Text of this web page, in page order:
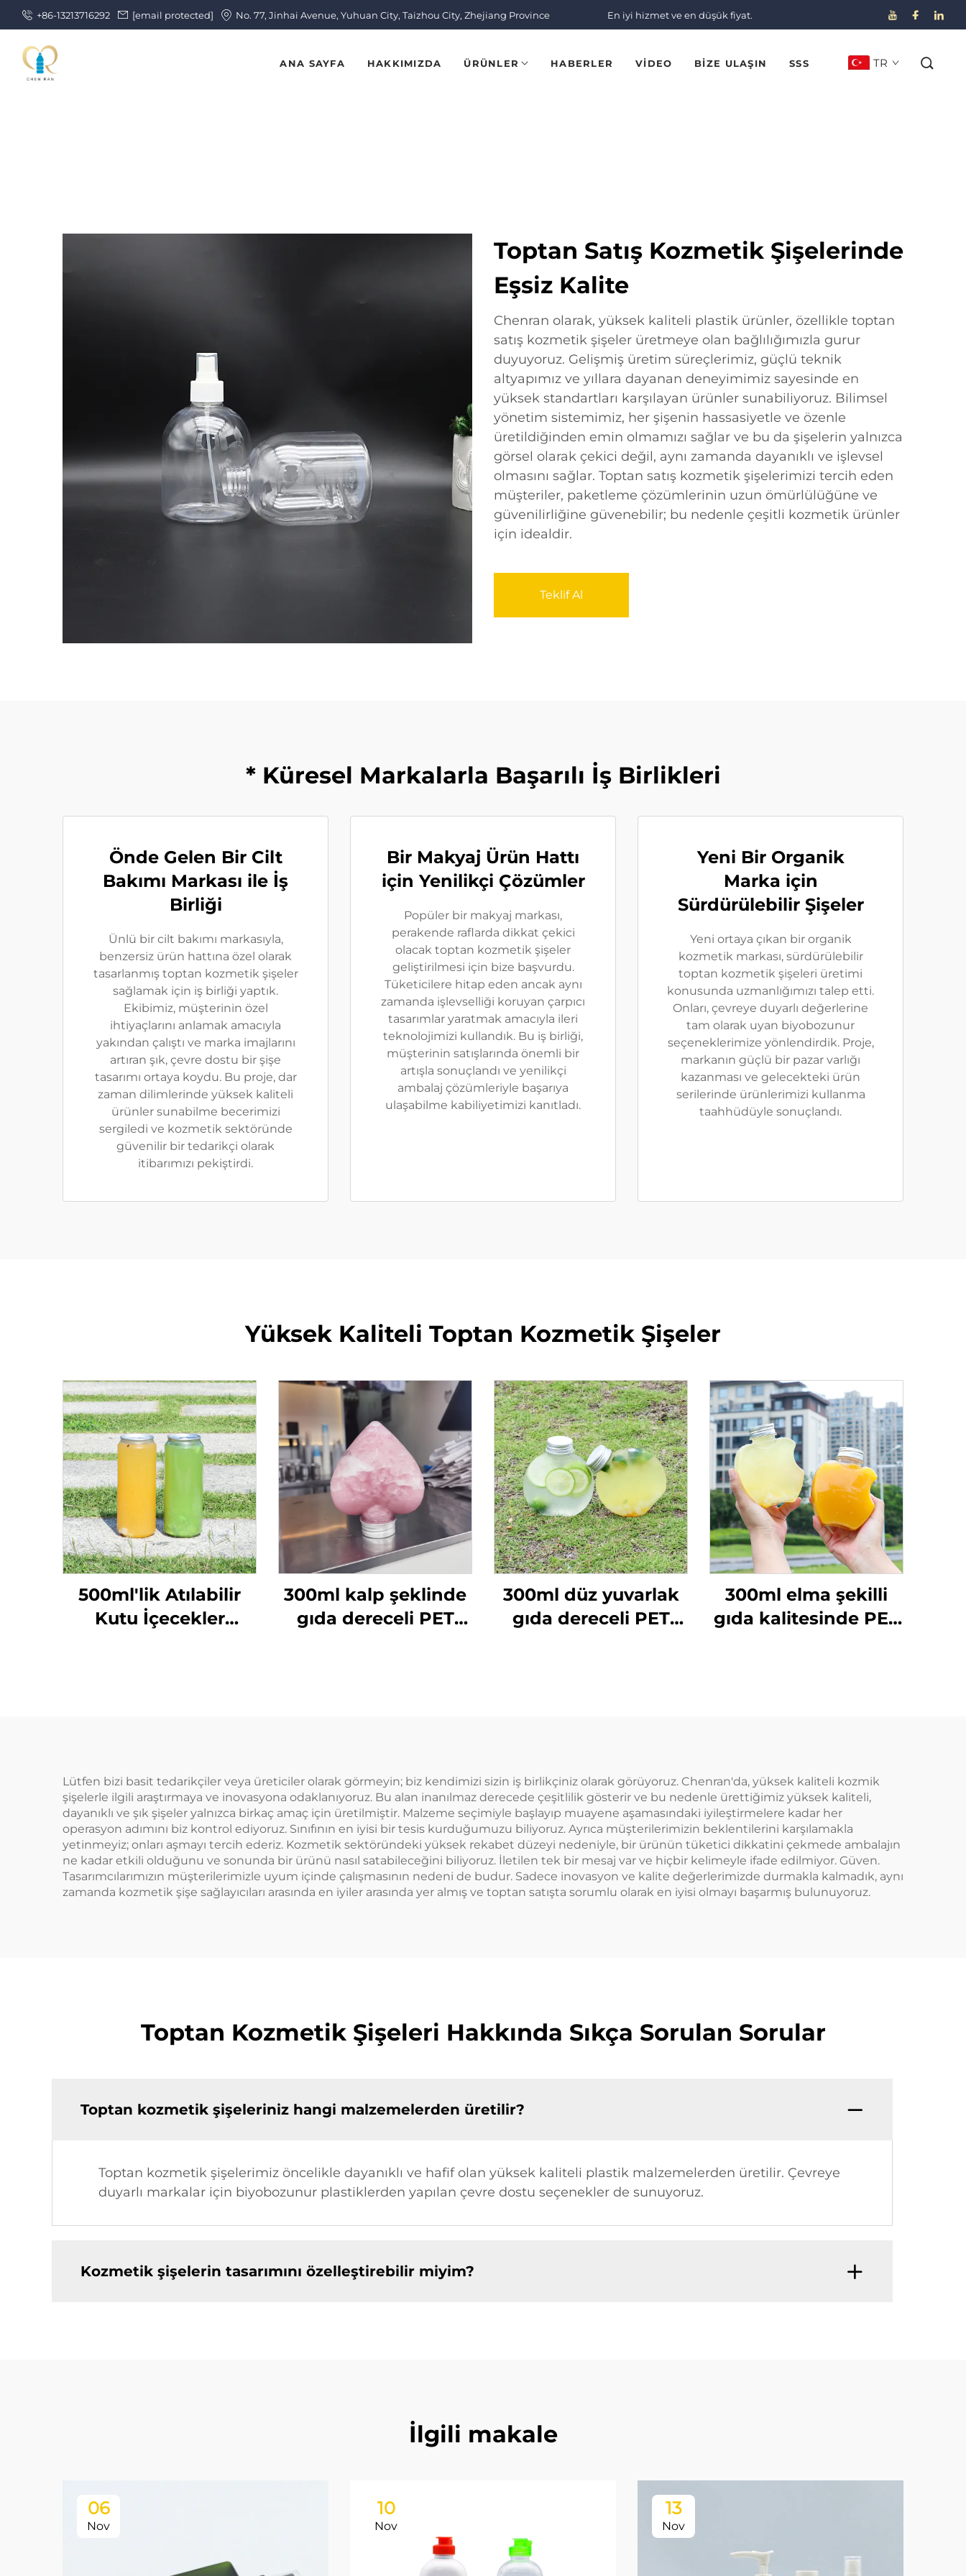
+86-13213716292 [email protected] No. 77, Jinhai Avenue, Yuhuan City, Taizhou City, Zhejiang Province En iyi hizmet ve en düşük fiyat.
ANA SAYFA HAKKIMIZDA ÜRÜNLER HABERLER VIDEO BIZE ULAŞIN SSS TR
Toptan Satış Kozmetik Şişelerinde
Eşsiz Kalite
Chenran olarak, yüksek kaliteli plastik ürünler, özellikle toptan
satış kozmetik şişeler üretmeye olan bağlılığımızla gurur
duyuyoruz. Gelişmiş üretim süreçlerimiz, güçlü teknik
altyapımız ve yıllara dayanan deneyimimiz sayesinde en
yüksek standartları karşılayan ürünler sunabiliyoruz. Bilimsel
yönetim sistemimiz, her şişenin hassasiyetle ve özenle
üretildiğinden emin olmamızı sağlar ve bu da şişelerin yalnızca
görsel olarak çekici değil, aynı zamanda dayanıklı ve işlevsel
olmasını sağlar. Toptan satış kozmetik şişelerimizi tercih eden
müşteriler, paketleme çözümlerinin uzun ömürlülüğüne ve
güvenilirliğine güvenebilir; bu nedenle çeşitli kozmetik ürünler
için idealdir.
Teklif Al
* Küresel Markalarla Başarılı İş Birlikleri
Önde Gelen Bir Cilt
Bakımı Markası ile İş
Birliği
Ünlü bir cilt bakımı markasıyla,
benzersiz ürün hattına özel olarak
tasarlanmış toptan kozmetik şişeler
sağlamak için iş birliği yaptık.
Ekibimiz, müşterinin özel
ihtiyaçlarını anlamak amacıyla
yakından çalıştı ve marka imajlarını
artıran şık, çevre dostu bir şişe
tasarımı ortaya koydu. Bu proje, dar
zaman dilimlerinde yüksek kaliteli
ürünler sunabilme becerimizi
sergiledi ve kozmetik sektöründe
güvenilir bir tedarikçi olarak
itibarımızı pekiştirdi.
Bir Makyaj Ürün Hattı
için Yenilikçi Çözümler
Popüler bir makyaj markası,
perakende raflarda dikkat çekici
olacak toptan kozmetik şişeler
geliştirilmesi için bize başvurdu.
Tüketicilere hitap eden ancak aynı
zamanda işlevselliği koruyan çarpıcı
tasarımlar yaratmak amacıyla ileri
teknolojimizi kullandık. Bu iş birliği,
müşterinin satışlarında önemli bir
artışla sonuçlandı ve yenilikçi
ambalaj çözümleriyle başarıya
ulaşabilme kabiliyetimizi kanıtladı.
Yeni Bir Organik
Marka için
Sürdürülebilir Şişeler
Yeni ortaya çıkan bir organik
kozmetik markası, sürdürülebilir
toptan kozmetik şişeleri üretimi
konusunda uzmanlığımızı talep etti.
Onları, çevreye duyarlı değerlerine
tam olarak uyan biyobozunur
seçeneklerimize yönlendirdik. Proje,
markanın güçlü bir pazar varlığı
kazanması ve gelecekteki ürün
serilerinde ürünlerimizi kullanma
taahhüdüyle sonuçlandı.
Yüksek Kaliteli Toptan Kozmetik Şişeler
500ml'lik Atılabilir
Kutu İçecekler
300ml kalp şeklinde
gıda dereceli PET
300ml düz yuvarlak
gıda dereceli PET
300ml elma şekilli
gıda kalitesinde PET
Lütfen bizi basit tedarikçiler veya üreticiler olarak görmeyin; biz kendimizi sizin iş birlikçiniz olarak görüyoruz. Chenran'da, yüksek kaliteli kozmik
şişelerle ilgili araştırmaya ve inovasyona odaklanıyoruz. Bu alan inanılmaz derecede çeşitlilik gösterir ve bu nedenle ürettiğimiz yüksek kaliteli,
dayanıklı ve şık şişeler yalnızca birkaç amaç için üretilmiştir. Malzeme seçimiyle başlayıp muayene aşamasındaki iyileştirmelere kadar her
operasyon adımını biz kontrol ediyoruz. Sınıfının en iyisi bir tesis kurduğumuzu biliyoruz. Ayrıca müşterilerimizin beklentilerini karşılamakla
yetinmeyiz; onları aşmayı tercih ederiz. Kozmetik sektöründeki yüksek rekabet düzeyi nedeniyle, bir ürünün tüketici dikkatini çekmede ambalajın
ne kadar etkili olduğunu ve sonunda bir ürünü nasıl satabileceğini biliyoruz. İletilen tek bir mesaj var ve hiçbir kelimeyle ifade edilmiyor. Güven.
Tasarımcılarımızın müşterilerimizle uyum içinde çalışmasının nedeni de budur. Sadece inovasyon ve kalite değerlerimizde durmakla kalmadık, aynı
zamanda kozmetik şişe sağlayıcıları arasında en iyiler arasında yer almış ve toptan satışta sorumlu olarak en iyisi olmayı başarmış bulunuyoruz.
Toptan Kozmetik Şişeleri Hakkında Sıkça Sorulan Sorular
Toptan kozmetik şişeleriniz hangi malzemelerden üretilir?
Toptan kozmetik şişelerimiz öncelikle dayanıklı ve hafif olan yüksek kaliteli plastik malzemelerden üretilir. Çevreye
duyarlı markalar için biyobozunur plastiklerden yapılan çevre dostu seçenekler de sunuyoruz.
Kozmetik şişelerin tasarımını özelleştirebilir miyim?
İlgili makale
06
Nov
10
Nov
13
Nov